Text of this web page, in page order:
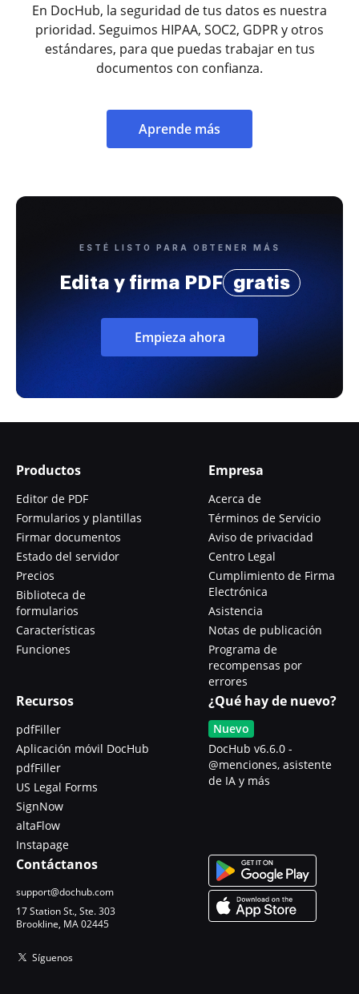
En DocHub, la seguridad de tus datos es nuestra
prioridad. Seguimos HIPAA, SOC2, GDPR y otros
estándares, para que puedas trabajar en tus
documentos con confianza.
Aprende más
ESTÉ LISTO PARA OBTENER MÁS
Edita y firma PDF gratis
Empieza ahora
Productos
Editor de PDF
Formularios y plantillas
Firmar documentos
Estado del servidor
Precios
Biblioteca de
formularios
Características
Funciones
Empresa
Acerca de
Términos de Servicio
Aviso de privacidad
Centro Legal
Cumplimiento de Firma
Electrónica
Asistencia
Notas de publicación
Programa de
recompensas por
errores
Recursos
pdfFiller
Aplicación móvil DocHub
pdfFiller
US Legal Forms
SignNow
altaFlow
Instapage
¿Qué hay de nuevo?
Nuevo
DocHub v6.6.0 -
@menciones, asistente
de IA y más
Contáctanos
support@dochub.com
17 Station St., Ste. 303
Brookline, MA 02445
Síguenos